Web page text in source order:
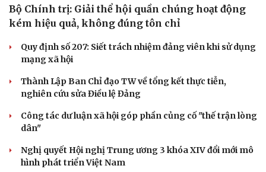
chứng minh qua những số liệu cụ thể
Thực tiễn vận hành chính quyền ba cấp bác bỏ mọi luận
điệu xuyên tạc
Thủ đoạn xuyên tạc mới trên không gian mạng thời AI
Tự cảnh giác trước tâm lý đám đông khi dùng mạng xã
hội
Khi mạng xã hội thành nơi phán xử
NHẬN DIỆN SỰ THẬT